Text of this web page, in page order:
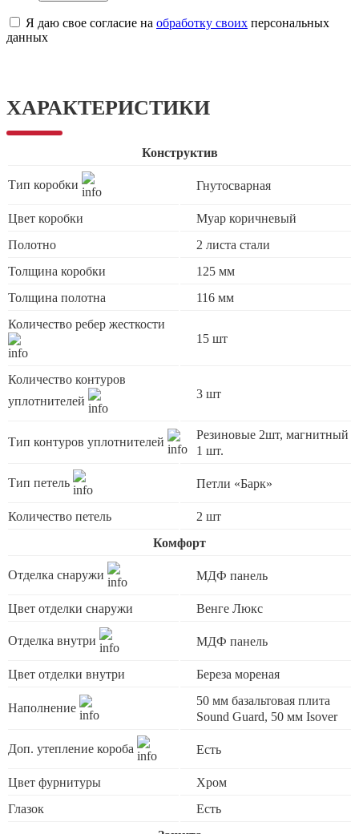
Я даю свое согласие на обработку своих персональных
данных
ХАРАКТЕРИСТИКИ
Конструктив
Тип коробки Гнутосварная
Цвет коробки
Муар коричневый
Полотно
2 листа стали
Толщина коробки
125 мм
Толщина полотна
116 мм
Количество ребер жесткости
15 шт
Количество контуров
уплотнителей
3 шт
Тип контуров уплотнителей
Резиновые 2шт, магнитный
1 шт.
Тип петель Петли «Барк»
Количество петель
2 шт
Комфорт
Отделка снаружи МДФ панель
Цвет отделки снаружи Венге Люкс
Отделка внутри МДФ панель
Цвет отделки внутри Береза мореная
Наполнение
50 мм базальтовая плита
Sound Guard, 50 мм Isover
Доп. утепление короба Есть
Цвет фурнитуры
Хром
Глазок
Есть